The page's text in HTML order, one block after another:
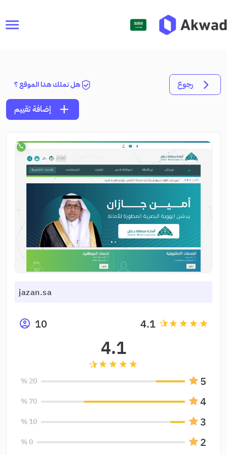
menu
رجوع هل تملك هذا الموقع ؟
add إضافة تقييم
jazan.sa
grade
grade
grade
grade
4.1
10
4.1
grade
grade
grade
grade
5
20 %
4
70 %
3
10 %
2
0 %